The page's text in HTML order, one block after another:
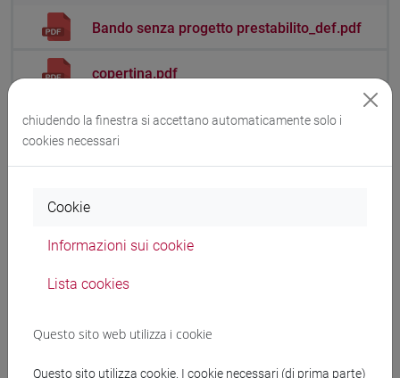
Bando senza progetto prestabilito_def.pdf
copertina.pdf
Allegato A
personali
chiudendo la finestra si accettano automaticamente solo i
cookies necessari
Cookie
Informazioni sui cookie
Lista cookies
Questo sito web utilizza i cookie
Questo sito utilizza cookie. I cookie necessari (di prima parte)